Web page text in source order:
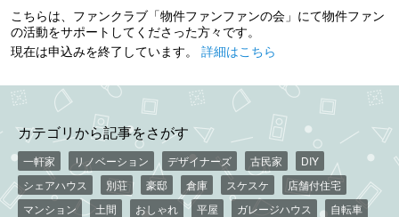
こちらは、ファンクラブ「物件ファンファンの会」にて物件ファン
の活動をサポートしてくださった方々です。
現在は申込みを終了しています。 詳細はこちら
カテゴリから記事をさがす
一軒家 リノベーション デザイナーズ 古民家
DIY
シェアハウス
別荘 豪邸 倉庫 スケスケ
店舗付住宅
マンション
土間 おしゃれ 平屋 ガレージハウス
自転車